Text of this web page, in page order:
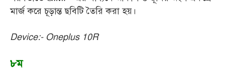
মার্জ করে চূড়ান্ত ছবিটি তৈরি করা হয়।
Device:- Oneplus 10R
৮ম